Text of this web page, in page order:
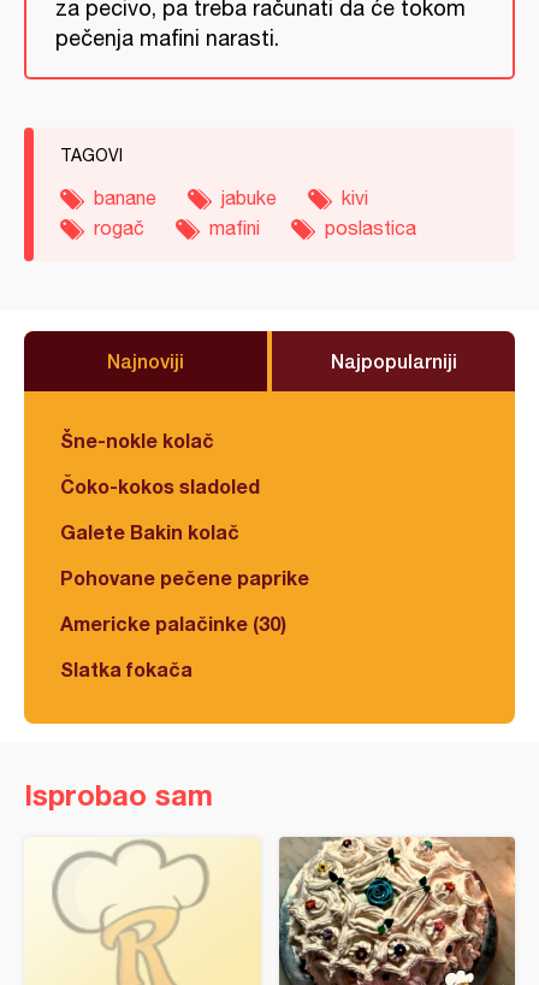
za pecivo, pa treba računati da će tokom
pečenja mafini narasti.
TAGOVI
banane jabuke
kivi
rogač
mafini poslastica
Najnoviji Najpopularniji
Šne-nokle kolač
Čoko-kokos sladoled
Galete Bakin kolač
Pohovane pečene paprike
Americke palačinke (30)
Slatka fokača
Isprobao sam